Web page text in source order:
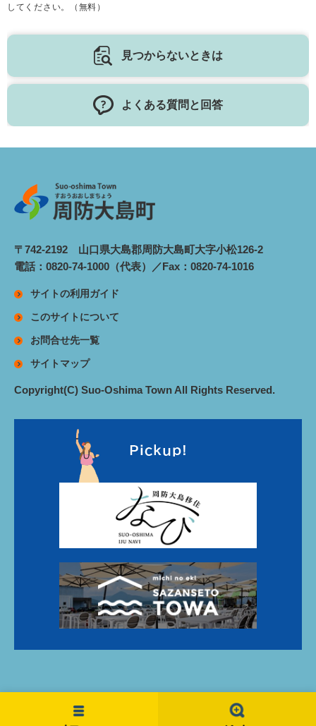
してください。（無料）
見つからないときは
よくある質問と回答
〒742-2192 山口県大島郡周防大島町大字小松126-2
電話：0820-74-1000（代表）／Fax：0820-74-1016
サイトの利用ガイド
このサイトについて
お問合せ先一覧
サイトマップ
Copyright(C) Suo-Oshima Town All Rights Reserved.